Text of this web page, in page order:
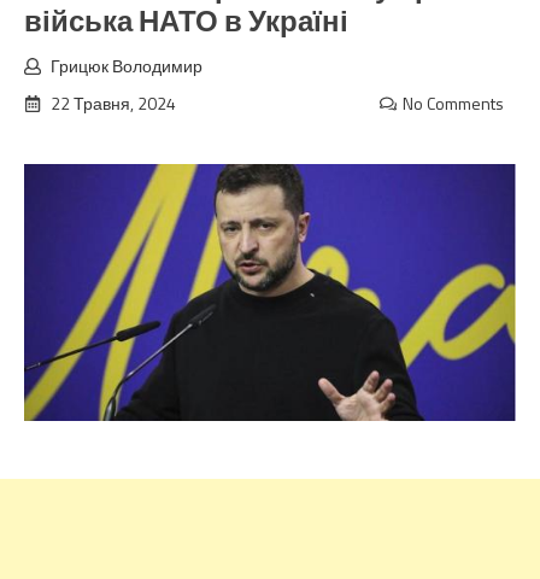
війська НАТО в Україні
Грицюк Володимир
22 Травня, 2024
No Comments